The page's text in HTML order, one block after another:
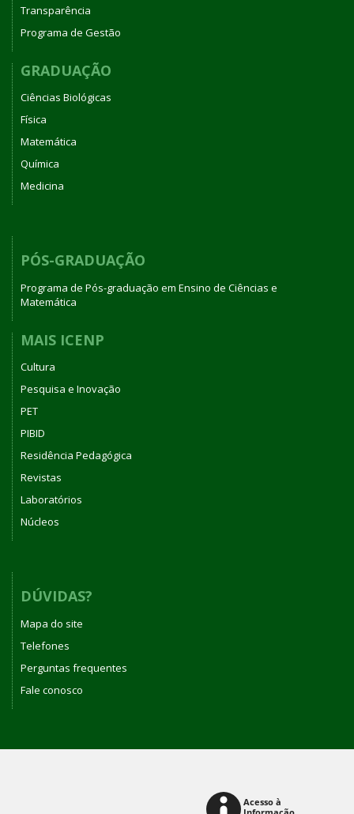
Transparência
Programa de Gestão
GRADUAÇÃO
Ciências Biológicas
Física
Matemática
Química
Medicina
PÓS-GRADUAÇÃO
Programa de Pós-graduação em Ensino de Ciências e
Matemática
MAIS ICENP
Cultura
Pesquisa e Inovação
PET
PIBID
Residência Pedagógica
Revistas
Laboratórios
Núcleos
DÚVIDAS?
Mapa do site
Telefones
Perguntas frequentes
Fale conosco